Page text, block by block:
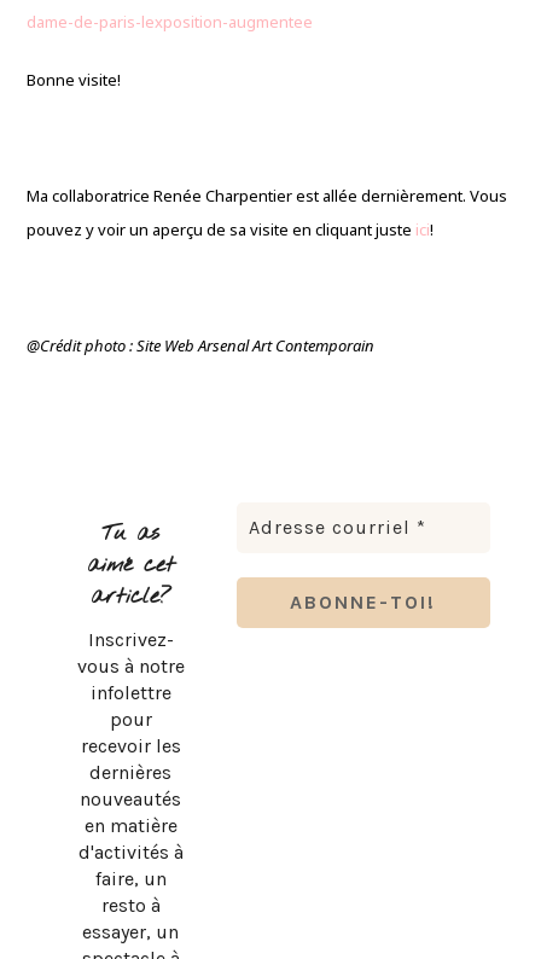
dame-de-paris-lexposition-augmentee
Bonne visite!
Ma collaboratrice Renée Charpentier est allée dernièrement. Vous
pouvez y voir un aperçu de sa visite en cliquant juste ici!
@Crédit photo : Site Web Arsenal Art Contemporain
Tu as
aimé cet
article?
Inscrivez-
vous à notre
infolettre
pour
recevoir les
dernières
nouveautés
en matière
d'activités à
faire, un
resto à
essayer, un